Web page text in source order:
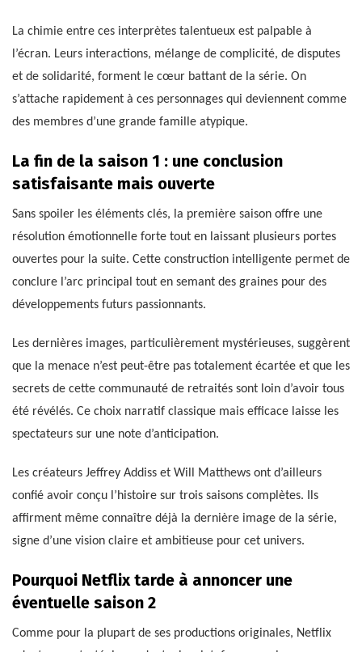
La chimie entre ces interprètes talentueux est palpable à
l’écran. Leurs interactions, mélange de complicité, de disputes
et de solidarité, forment le cœur battant de la série. On
s’attache rapidement à ces personnages qui deviennent comme
des membres d’une grande famille atypique.
La fin de la saison 1 : une conclusion
satisfaisante mais ouverte
Sans spoiler les éléments clés, la première saison offre une
résolution émotionnelle forte tout en laissant plusieurs portes
ouvertes pour la suite. Cette construction intelligente permet de
conclure l’arc principal tout en semant des graines pour des
développements futurs passionnants.
Les dernières images, particulièrement mystérieuses, suggèrent
que la menace n’est peut-être pas totalement écartée et que les
secrets de cette communauté de retraités sont loin d’avoir tous
été révélés. Ce choix narratif classique mais efficace laisse les
spectateurs sur une note d’anticipation.
Les créateurs Jeffrey Addiss et Will Matthews ont d’ailleurs
confié avoir conçu l’histoire sur trois saisons complètes. Ils
affirment même connaître déjà la dernière image de la série,
signe d’une vision claire et ambitieuse pour cet univers.
Pourquoi Netflix tarde à annoncer une
éventuelle saison 2
Comme pour la plupart de ses productions originales, Netflix